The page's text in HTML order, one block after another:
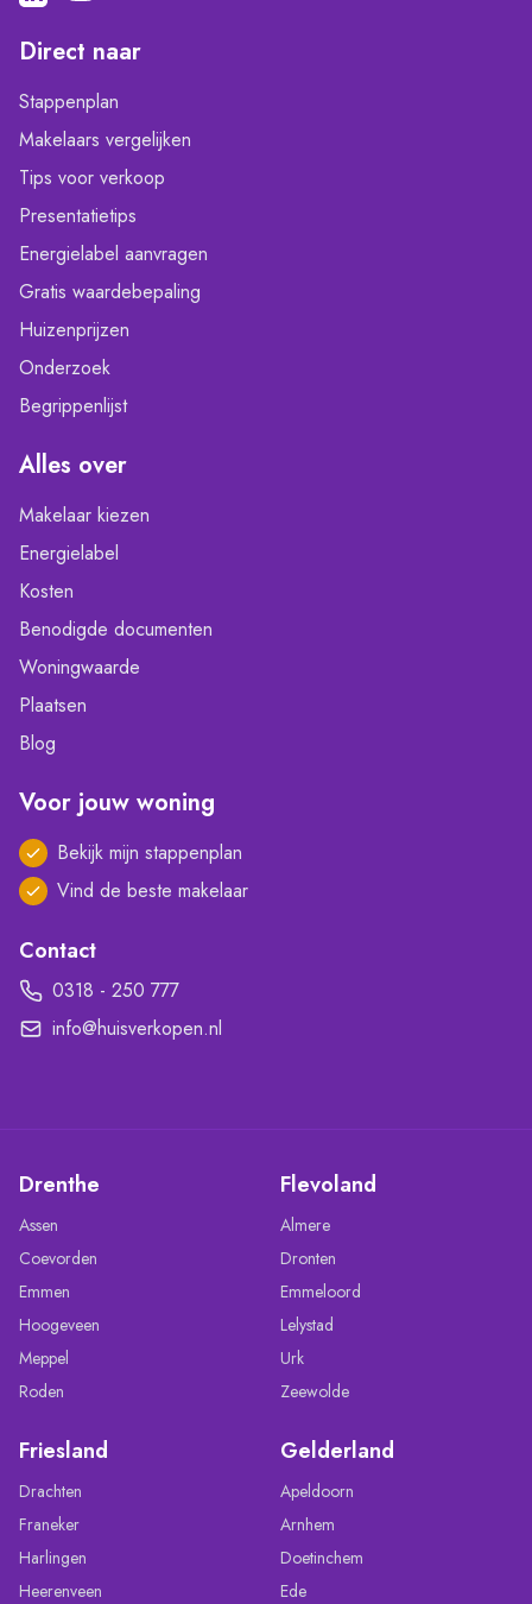
Direct naar
Stappenplan
Makelaars vergelijken
Tips voor verkoop
Presentatietips
Energielabel aanvragen
Gratis waardebepaling
Huizenprijzen
Onderzoek
Begrippenlijst
Alles over
Makelaar kiezen
Energielabel
Kosten
Benodigde documenten
Woningwaarde
Plaatsen
Blog
Voor jouw woning
Bekijk mijn stappenplan
Vind de beste makelaar
Contact
0318 - 250 777
info@huisverkopen.nl
Drenthe
Assen
Coevorden
Emmen
Hoogeveen
Meppel
Roden
Flevoland
Almere
Dronten
Emmeloord
Lelystad
Urk
Zeewolde
Friesland
Drachten
Franeker
Harlingen
Heerenveen
Gelderland
Apeldoorn
Arnhem
Doetinchem
Ede